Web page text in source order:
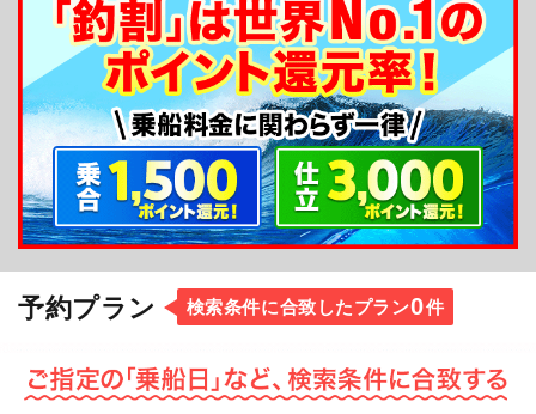
釣り船からのメッセージ
シーファリージャパンのゲームフィッシング体験
へようこそ！いろんな魚を狙える、忘れられない釣
り体験してみませんか？当社の高速「RIB」ボート
で勝浦海岸を探索しましょう。この４時間の釣り体
験では、経験豊富なクルーが様々な釣りの技術を教
えます。この体験は初心者から経験者まで、どなた
でも楽しめます！
予約プラン 検索条件に合致したプラン0件